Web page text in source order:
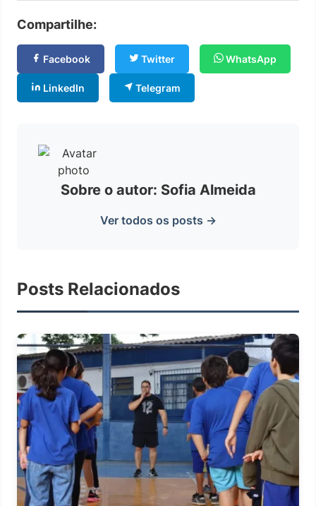
Compartilhe:
Facebook Twitter WhatsApp
LinkedIn Telegram
Sobre o autor: Sofia Almeida
Ver todos os posts →
Posts Relacionados